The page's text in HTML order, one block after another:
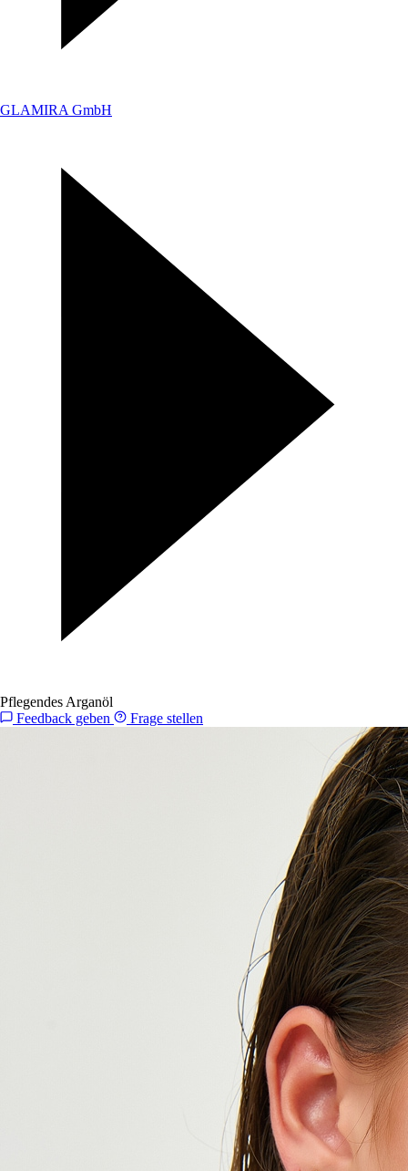
GLAMIRA GmbH
Pflegendes Arganöl
Feedback geben
Frage stellen